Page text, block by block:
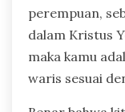
perempuan,
dalam Kristus
maka kamu
waris sesuai